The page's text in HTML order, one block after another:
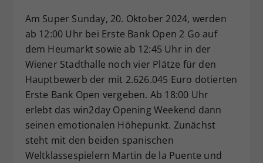
Am Super Sunday, 20. Oktober 2024, werden
ab 12:00 Uhr bei Erste Bank Open 2 Go auf
dem Heumarkt sowie ab 12:45 Uhr in der
Wiener Stadthalle noch vier Plätze für den
Hauptbewerb der mit 2.626.045 Euro dotierten
Erste Bank Open vergeben. Ab 18:00 Uhr
erlebt das win2day Opening Weekend dann
seinen emotionalen Höhepunkt. Zunächst
steht mit den beiden spanischen
Weltklassespielern Martin de la Puente und
Zweck
Dieser Wert speichert Ihre Consent-
Einstellungen. Unter anderem eine
zufällig generierte ID, für die
historische Speicherung Ihrer
vorgenommen Einstellungen, falls der
Webseiten-Betreiber dies eingestellt
hat.